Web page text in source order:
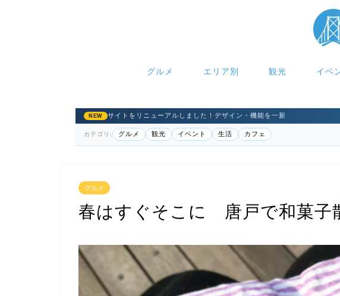
グルメ エリア別 観光 イベ
NEW サイトをリニューアルしました！デザイン・機能を一新
カテゴリ: グルメ 観光 イベント 生活 カフェ
グルメ
春はすぐそこに 唐戸で和菓子